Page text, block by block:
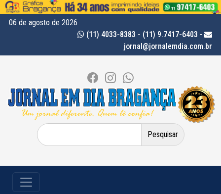
06 de agosto de 2026
(11) 4033-8383 - (11) 9.7417-6403 -
jornal@jornalemdia.com.br
Pesquisar
por: